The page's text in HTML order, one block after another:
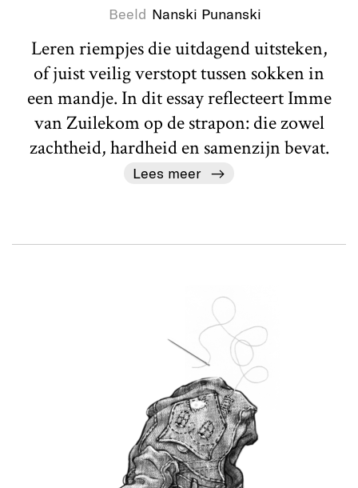
Beeld Nanski Punanski
Leren riempjes die uitdagend uitsteken,
of juist veilig verstopt tussen sokken in
een mandje. In dit essay reflecteert Imme
van Zuilekom op de strapon: die zowel
zachtheid, hardheid en samenzijn bevat.
Lees meer